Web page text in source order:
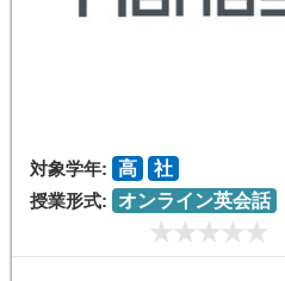
対象学年: 高
社
授業形式:
オンライン英会話